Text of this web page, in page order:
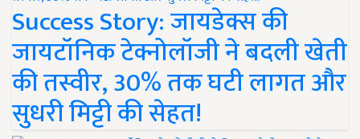
Success Story: जायडेक्स की
जायटॉनिक टेक्नोलॉजी ने बदली खेती
की तस्वीर, 30% तक घटी लागत और
सुधरी मिट्टी की सेहत!